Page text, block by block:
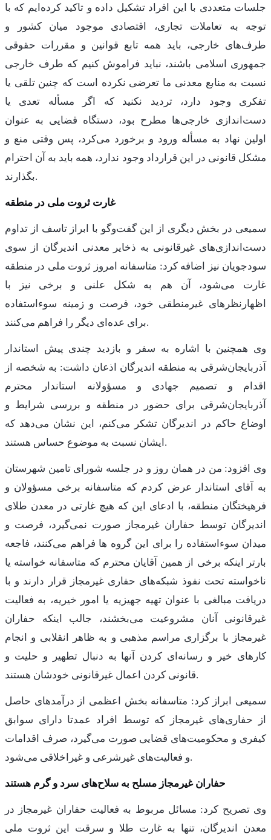
جلسات متعددی با این افراد تشکیل داده و تاکید کرده‌ایم که با
توجه به تعاملات تجاری، اقتصادی موجود میان کشور و
طرف‌های خارجی، باید همه تابع قوانین و مقررات حقوقی
جمهوری اسلامی باشند، نباید فراموش کنیم که طرف خارجی
نسبت به منابع معدنی ما تعرضی نکرده است که چنین تلقی یا
تفکری وجود دارد، تردید نکنید که اگر مسأله تعدی یا
دست‌اندازی خارجی‌ها مطرح بود، دستگاه قضایی به عنوان
اولین نهاد به مسأله ورود و برخورد می‌کرد، پس وقتی منع و
مشکل قانونی در این قرارداد وجود ندارد، همه باید به آن احترام
بگذارند.
غارت ثروت ملی در منطقه
سمیعی در بخش دیگری از این گفت‌وگو با ابراز تاسف از تداوم
دست‌اندازی‌های غیرقانونی به ذخایر معدنی اندیرگان از سوی
سودجویان نیز اضافه کرد: متاسفانه امروز ثروت ملی در منطقه
غارت می‌شود، آن هم به شکل علنی و برخی نیز با
اظهارنظرهای غیرمنطقی خود، فرصت و زمینه سوءاستفاده
برای عده‌ای دیگر را فراهم می‌کنند.
وی همچنین با اشاره به سفر و بازدید چندی پیش استاندار
آذربایجان‌شرقی به منطقه اندیرگان اذعان داشت: به شخصه از
اقدام و تصمیم جهادی و مسؤولانه استاندار محترم
آذربایجان‌شرقی برای حضور در منطقه و بررسی شرایط و
اوضاع حاکم در اندیرگان تشکر می‌کنم، این نشان می‌دهد که
ایشان نسبت به موضوع حساس هستند.
وی افزود: من در همان روز و در جلسه شورای تامین شهرستان
به آقای استاندار عرض کردم که متاسفانه برخی مسؤولان و
فرهیختگان منطقه، با ادعای این که هیچ غارتی در معدن طلای
اندیرگان توسط حفاران غیرمجاز صورت نمی‌گیرد، فرصت و
میدان سوءاستفاده را برای این گروه ها فراهم می‌کنند، فاجعه
بارتر اینکه برخی از همین آقایان محترم که متاسفانه خواسته یا
ناخواسته تحت نفوذ شبکه‌های حفاری غیرمجاز قرار دارند و با
دریافت مبالغی با عنوان تهیه جهیزیه یا امور خیریه، به فعالیت
غیرقانونی آنان مشروعیت می‌بخشند، جالب اینکه حفاران
غیرمجاز با برگزاری مراسم مذهبی و به ظاهر انقلابی و انجام
کارهای خیر و رسانه‌ای کردن آنها به دنبال تطهیر و حلیت و
قانونی کردن اعمال غیرقانونی خودشان هستند.
سمیعی ابراز کرد: متاسفانه بخش اعظمی از درآمدهای حاصل
از حفاری‌های غیرمجاز که توسط افراد عمدتا دارای سوابق
کیفری و محکومیت‌های قضایی صورت می‌گیرد، صرف اقدامات
و فعالیت‌های غیرشرعی و غیراخلاقی می‌شود.
حفاران غیرمجاز مسلح به سلاح‌های سرد و گرم هستند
وی تصریح کرد: مسائل مربوط به فعالیت حفاران غیرمجاز در
معدن اندیرگان، تنها به غارت طلا و سرقت این ثروت ملی